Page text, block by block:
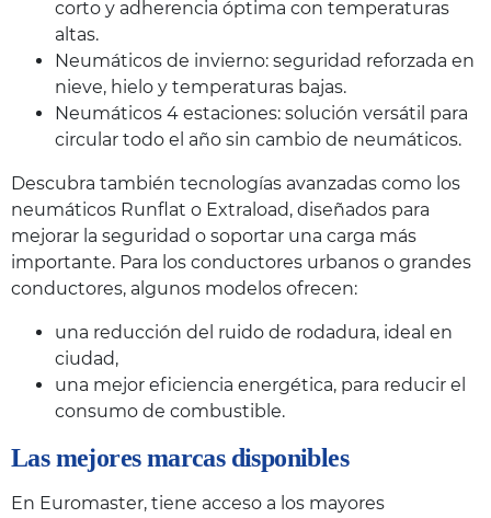
corto y adherencia óptima con temperaturas
altas.
Neumáticos de invierno: seguridad reforzada en
nieve, hielo y temperaturas bajas.
Neumáticos 4 estaciones: solución versátil para
circular todo el año sin cambio de neumáticos.
Descubra también tecnologías avanzadas como los
neumáticos Runflat o Extraload, diseñados para
mejorar la seguridad o soportar una carga más
importante. Para los conductores urbanos o grandes
conductores, algunos modelos ofrecen:
una reducción del ruido de rodadura, ideal en
ciudad,
una mejor eficiencia energética, para reducir el
consumo de combustible.
Las mejores marcas disponibles
En Euromaster, tiene acceso a los mayores